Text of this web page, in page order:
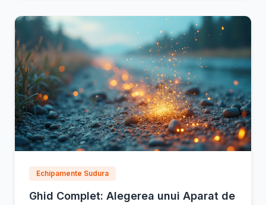
Echipamente Sudura
Ghid Complet: Alegerea unui Aparat de